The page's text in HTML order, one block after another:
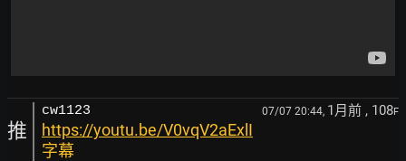
推
cw1123 07/07 20:44, 1月前 , 108F
https://youtu.be/V0vqV2aExlI
字幕